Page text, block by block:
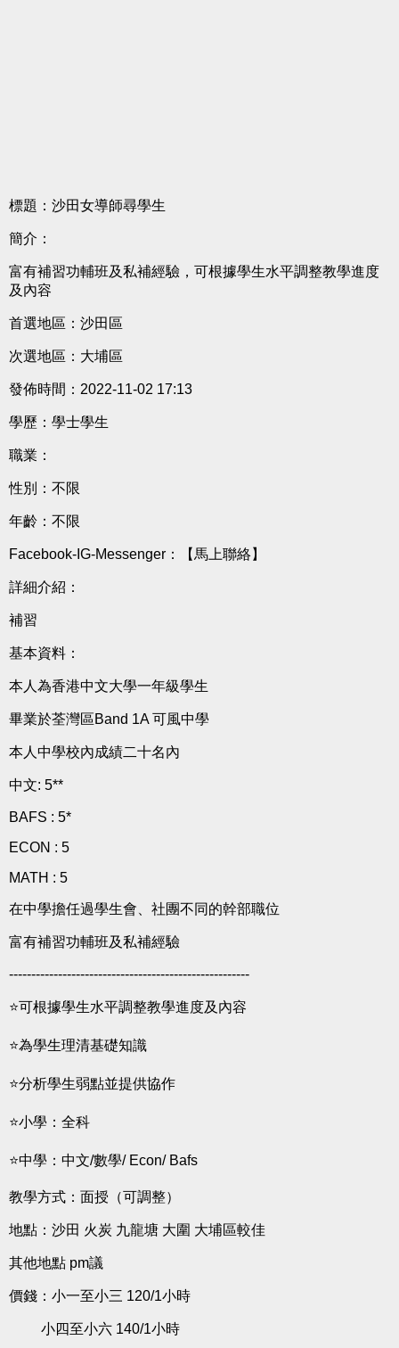
標題：沙田女導師尋學生
簡介：
富有補習功輔班及私補經驗，可根據學生水平調整教學進度
及內容
首選地區：沙田區
次選地區：大埔區
發佈時間：2022-11-02 17:13
學歷：學士學生
職業：
性別：不限
年齡：不限
Facebook-IG-Messenger： 【馬上聯絡】
詳細介紹：
補習
基本資料：
本人為香港中文大學一年級學生
畢業於荃灣區Band 1A 可風中學
本人中學校內成績二十名內
中文: 5**
BAFS : 5*
ECON : 5
MATH : 5
在中學擔任過學生會、社團不同的幹部職位
富有補習功輔班及私補經驗
------------------------------------------------------
⭐️可根據學生水平調整教學進度及內容
⭐️為學生理清基礎知識
⭐️分析學生弱點並提供協作
⭐️小學：全科
⭐️中學：中文/數學/ Econ/ Bafs
教學方式：面授（可調整）
地點：沙田 火炭 九龍塘 大圍 大埔區較佳
其他地點 pm議
價錢：小一至小三 120/1小時
小四至小六 140/1小時